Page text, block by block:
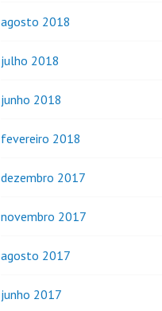
agosto 2018
julho 2018
junho 2018
fevereiro 2018
dezembro 2017
novembro 2017
agosto 2017
junho 2017